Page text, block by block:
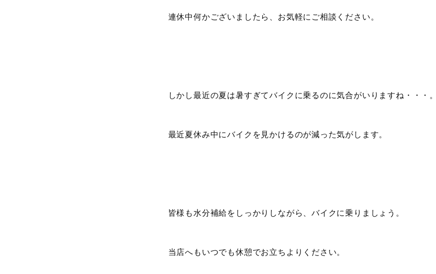
連休中何かございましたら、お気軽にご相談ください。
しかし最近の夏は暑すぎてバイクに乗るのに気合がいりますね・・・。
最近夏休み中にバイクを見かけるのが減った気がします。
皆様も水分補給をしっかりしながら、バイクに乗りましょう。
当店へもいつでも休憩でお立ちよりください。